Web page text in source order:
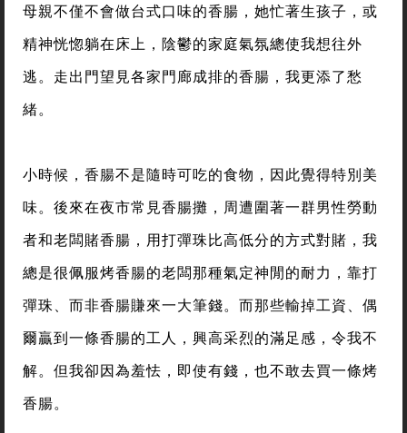
母親不僅不會做台式口味的香腸，她忙著生孩子，或
精神恍惚躺在床上，陰鬱的家庭氣氛總使我想往外
逃。走出門望見各家門廊成排的香腸，我更添了愁
緒。
小時候，香腸不是隨時可吃的食物，因此覺得特別美
味。後來在夜市常見香腸攤，周遭圍著一群男性勞動
者和老闆賭香腸，用打彈珠比高低分的方式對賭，我
總是很佩服烤香腸的老闆那種氣定神閒的耐力，靠打
彈珠、而非香腸賺來一大筆錢。而那些輸掉工資、偶
爾贏到一條香腸的工人，興高采烈的滿足感，令我不
解。但我卻因為羞怯，即使有錢，也不敢去買一條烤
香腸。